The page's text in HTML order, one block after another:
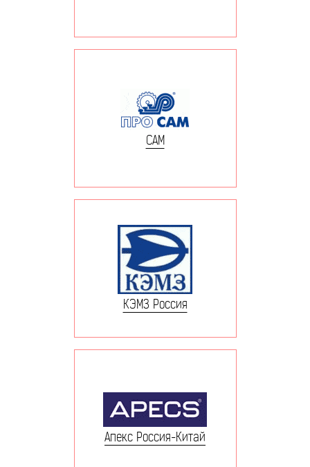
САМ
КЭМЗ Россия
Апекс Россия-Китай